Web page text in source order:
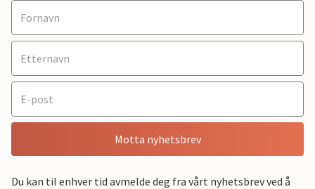
Motta nyhetsbrev
Du kan til enhver tid avmelde deg fra vårt nyhetsbrev ved å